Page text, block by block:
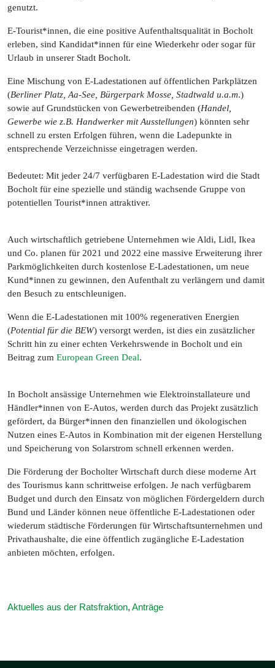
genutzt.
E-Tourist*innen, die eine positive Aufenthaltsqualität in Bocholt
erleben, sind Kandidat*innen für eine Wiederkehr oder sogar für
Urlaub in unserer Stadt Bocholt.
Eine Mischung von E-Ladestationen auf öffentlichen Parkplätzen
(Berliner Platz, Aa-See, Bürgerpark Mosse, Stadtwald u.a.m.)
sowie auf Grundstücken von Gewerbetreibenden (Handel,
Gewerbe wie z.B. Handwerker mit Ausstellungen) könnten sehr
schnell zu ersten Erfolgen führen, wenn die Ladepunkte in
entsprechende Verzeichnisse eingetragen werden.
Bedeutet: Mit jeder 24/7 verfügbaren E-Ladestation wird die Stadt
Bocholt für eine spezielle und ständig wachsende Gruppe von
potentiellen Tourist*innen attraktiver.
Auch wirtschaftlich getriebene Unternehmen wie Aldi, Lidl, Ikea
und Co. planen für 2021 und 2022 eine massive Erweiterung ihrer
Parkmöglichkeiten durch kostenlose E-Ladestationen, um neue
Kund*innen zu gewinnen, den Aufenthalt zu verlängern und damit
den Besuch zu entschleunigen.
Wenn die E-Ladestationen mit 100% regenerativen Energien
(Potential für die BEW) versorgt werden, ist dies ein zusätzlicher
Schritt hin zu einer echten Verkehrswende in Bocholt und ein
Beitrag zum European Green Deal.
In Bocholt ansässige Unternehmen wie Elektroinstallateure und
Händler*innen von E-Autos, werden durch das Projekt zusätzlich
gefördert, da Bürger*innen den finanziellen und ökologischen
Nutzen eines E-Autos in Kombination mit der eigenen Herstellung
und Speicherung von Solarstrom schnell erkennen werden.
Die Förderung der Bocholter Wirtschaft durch diese moderne Art
des Tourismus kann schrittweise erfolgen. Je nach verfügbarem
Budget und durch den Einsatz von möglichen Fördergeldern durch
Bund und Länder können neue öffentliche E-Ladestationen oder
wiederum städtische Förderungen für Wirtschaftsunternehmen und
Privathaushalte, die eine öffentlich zugängliche E-Ladestation
anbieten möchten, erfolgen.
Aktuelles aus der Ratsfraktion, Anträge